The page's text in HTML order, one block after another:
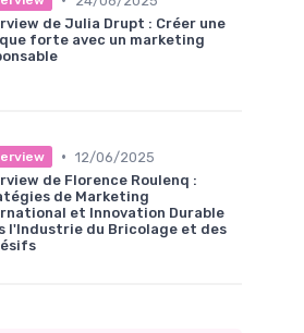
de Julia Drupt : Créer une
forte avec un marketing
• 12/06/2025
de Florence Roulenq :
de Marketing
et Innovation Durable
l'Industrie du Bricolage et des